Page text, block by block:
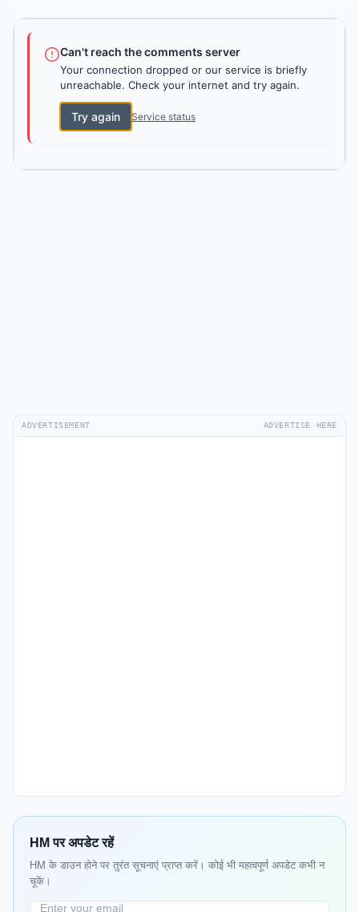
Can't reach the comments server
Your connection dropped or our service is briefly
unreachable. Check your internet and try again.
Try again Service status
ADVERTISEMENT ADVERTISE HERE
HM पर अपडेट रहें
HM के डाउन होने पर तुरंत सूचनाएं प्राप्त करें। कोई भी महत्वपूर्ण अपडेट कभी न
चूकें।